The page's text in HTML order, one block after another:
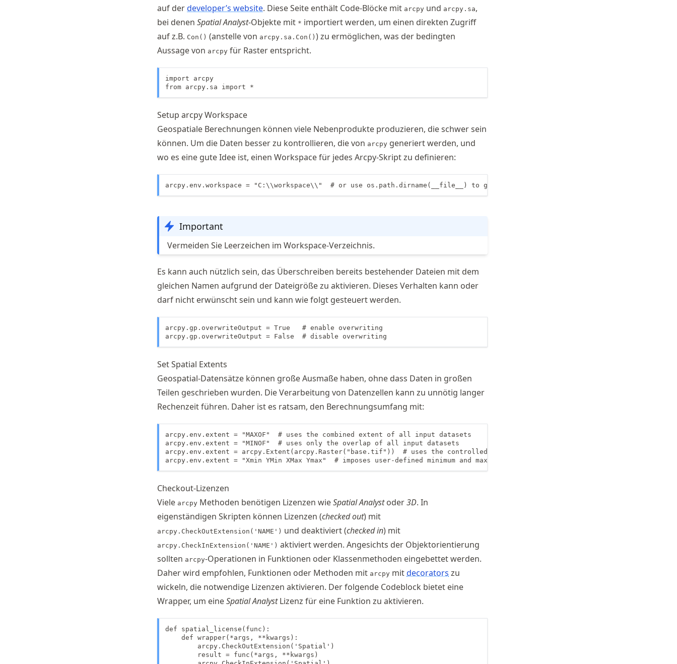
auf derdeveloper’s website. Diese Seite enthält Code-Blöcke mit arcpy und arcpy.sa,
bei denen Spatial Analyst-Objekte mit * importiert werden, um einen direkten Zugriff
auf z.B. Con() (anstelle von arcpy.sa.Con() ) zu ermöglichen, was der bedingten
Aussage von arcpy für Raster entspricht.
import arcpy
from arcpy.sa import *
Setup arcpy Workspace
Geospatiale Berechnungen können viele Nebenprodukte produzieren, die schwer sein
können. Um die Daten besser zu kontrollieren, die von arcpy generiert werden, und
wo es eine gute Idee ist, einen Workspace für jedes Arcpy-Skript zu definieren:
arcpy.env.workspace = "C:\\workspace\\"  # or use os.path.dirname(__file__) to go to the script directory
Important
Vermeiden Sie Leerzeichen im Workspace-Verzeichnis.
Es kann auch nützlich sein, das Überschreiben bereits bestehender Dateien mit dem
gleichen Namen aufgrund der Dateigröße zu aktivieren. Dieses Verhalten kann oder
darf nicht erwünscht sein und kann wie folgt gesteuert werden.
arcpy.gp.overwriteOutput = True   # enable overwriting
arcpy.gp.overwriteOutput = False  # disable overwriting
Set Spatial Extents
Geospatial-Datensätze können große Ausmaße haben, ohne dass Daten in großen
Teilen geschrieben wurden. Die Verarbeitung von Datenzellen kann zu unnötig langer
Rechenzeit führen. Daher ist es ratsam, den Berechnungsumfang mit:
arcpy.env.extent = "MAXOF"  # uses the combined extent of all input datasets
arcpy.env.extent = "MINOF"  # uses only the overlap of all input datasets
arcpy.env.extent = arcpy.Extent(arcpy.Raster("base.tif"))  # uses the controlled extent of a raster
arcpy.env.extent = "Xmin YMin XMax Ymax"  # imposes user-defined minimum and maximum coordinates
Checkout-Lizenzen
Viele arcpy Methoden benötigen Lizenzen wieSpatial Analystoder3D. In
eigenständigen Skripten können Lizenzen (checked out) mit
arcpy.CheckOutExtension('NAME') und deaktiviert (checked in) mit
arcpy.CheckInExtension('NAME') aktiviert werden. Angesichts der Objektorientierung
sollten arcpy-Operationen in Funktionen oder Klassenmethoden eingebettet werden.
Daher wird empfohlen, Funktionen oder Methoden mit arcpy mitdecorators zu
wickeln, die notwendige Lizenzen aktivieren. Der folgende Codeblock bietet eine
Wrapper, um eineSpatial AnalystLizenz für eine Funktion zu aktivieren.
def spatial_license(func):
    def wrapper(*args, **kwargs):
        arcpy.CheckOutExtension('Spatial')
        result = func(*args, **kwargs)